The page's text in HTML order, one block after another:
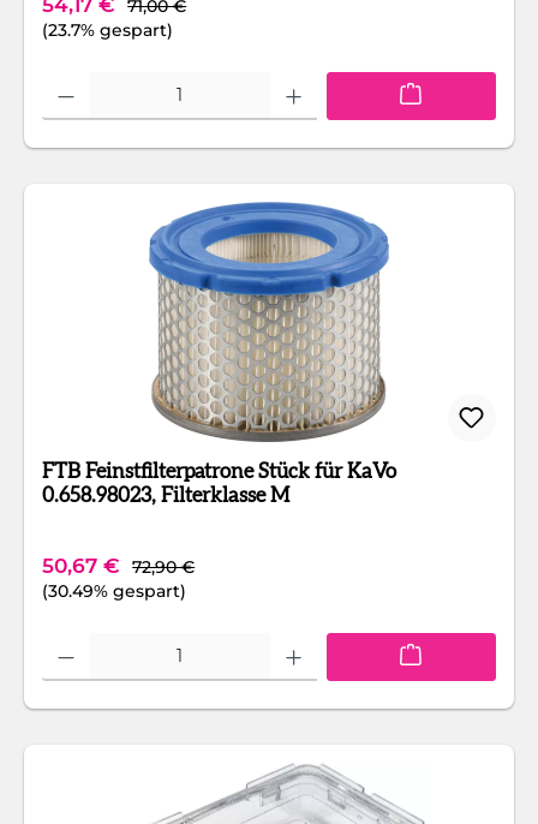
71,00 €
(23.7% gespart)
Produkt Anzahl: Gib den gewünschten Wert ein oder benutze die
FTB Feinstfilterpatrone Stück für KaVo
0.658.98023, Filterklasse M
Verkaufspreis:
50,67 € Regulärer Preis:
72,90 €
(30.49% gespart)
Produkt Anzahl: Gib den gewünschten Wert ein oder benutze die